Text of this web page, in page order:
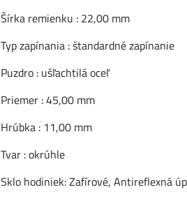
Šírka remienku : 22,00 mm
Typ zapínania : štandardné zapínanie
Puzdro : ušľachtilá oceľ
Priemer : 45,00 mm
Hrúbka : 11,00 mm
Tvar : okrúhle
Sklo hodiniek: Zafírové, Antireflexná